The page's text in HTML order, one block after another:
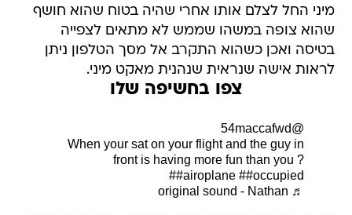
מיני החל לצלם אותו אחרי שהיה בטוח שהוא חושף
שהוא צופה במשהו שממש לא מתאים לצפייה
בטיסה ואכן כשהוא התקרב אל מסך הטלפון ניתן
לראות אישה שנראית שנהנית מאקט מיני.
צפו בחשיפה שלו
@54maccafwd
When your sat on your flight and the guy in
front is having more fun than you ?
##airoplane ##occupied
♬ original sound - Nathan